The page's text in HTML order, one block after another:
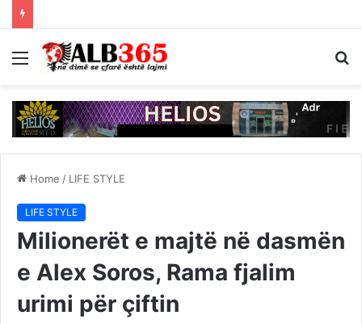
Menu
Home / LIFE STYLE
LIFE STYLE
Milionerët e majtë në dasmën
e Alex Soros, Rama fjalim
urimi për çiftin